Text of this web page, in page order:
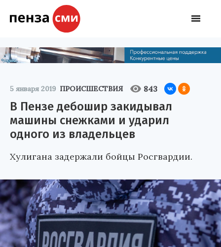
5 января 2019 ПРОИСШЕСТВИЯ 843
В Пензе дебошир закидывал
машины снежками и ударил
одного из владельцев
Хулигана задержали бойцы Росгвардии.